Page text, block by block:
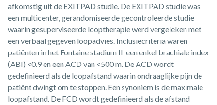
afkomstig uit de EXITPAD studie. De EXITPAD studie was
een multicenter, gerandomiseerde gecontroleerde studie
waarin gesuperviseerde looptherapie werd vergeleken met
een verbaal gegeven loopadvies. Inclusiecriteria waren
patiënten in het Fontaine stadium II, een enkel brachiale index
(ABI) <0.9 en een ACD van <500 m. De ACD wordt
gedefinieerd als de loopafstand waarin ondraaglijke pijn de
patiënt dwingt om te stoppen. Een synoniem is de maximale
loopafstand. De FCD wordt gedefinieerd als de afstand